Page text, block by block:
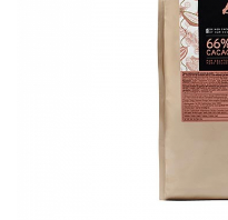
Mustar si specialitati din
Crema de otet balsamic si
Razatoare, peelere,
Accesorii pentru patiserie